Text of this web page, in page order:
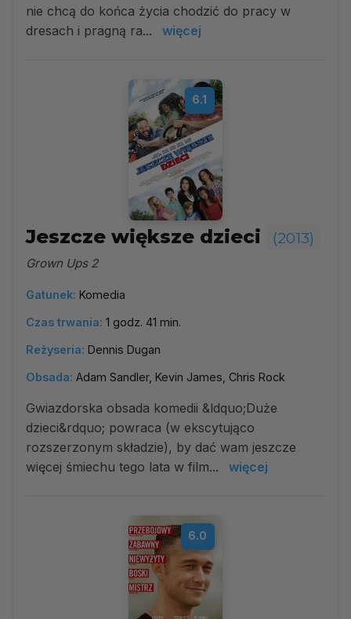
nie chcą do końca życia chodzić do pracy w
dresach i pragną ra...
więcej
6.1
Jeszcze większe dzieci (2013)
Grown Ups 2
Gatunek: Komedia
Czas trwania: 1 godz. 41 min.
Reżyseria: Dennis Dugan
Obsada: Adam Sandler, Kevin James, Chris Rock
Gwiazdorska obsada komedii &ldquo;Duże
dzieci&rdquo; powraca (w ekscytująco
rozszerzonym składzie), by dać wam jeszcze
więcej śmiechu tego lata w film...
więcej
6.0